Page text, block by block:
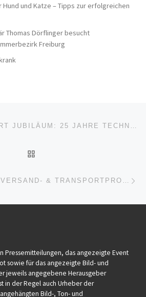
und Katze – Tipps zur erfolgreichen
Thomas Dörflinger besucht
Freiburg
TLB GMBH FEIERT JUBILÄUM: 25 JAHRE TECHNOLOGIETRANSFER IN BADEN-WÜRTTEMBERG
AUTOMATISIERTE VERSAND- & TRANSPORTPROZESSE FÜR MEHR EFFIZIENZ UND TRANSPARENZ
Pressemitteilungen, das angezeigte Event
sowie für das angezeigte Bild- und
jeweils angegebene Herausgeber
in der Regel auch Urheber der
Bild-, Ton- und